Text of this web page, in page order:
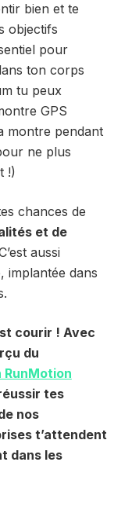
bien et te
objectifs
pour
ton corps
tu peux
GPS
montre pendant
ne plus
!)
chances de
et de
aussi
implantée dans
courir ! Avec
du
RunMotion
tes
nos
t’attendent
dans les